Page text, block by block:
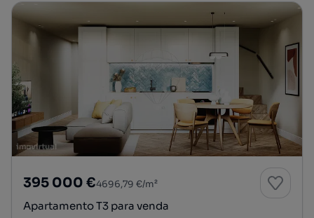
395 000 €4696,79 €/m²
Apartamento T3 para venda